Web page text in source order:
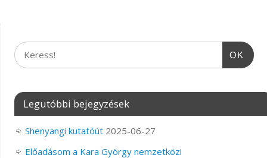
OK
Legutóbbi bejegyzések
Shenyangi kutatóút 2025-06-27
Előadásom a Kara György nemzetközi